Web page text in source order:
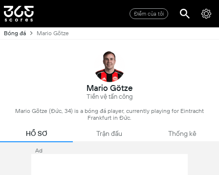
Điểm của tôi
Bóng đá Mario Götze
Mario Götze
Tiền vệ tấn công
Mario Götze (Đức, 34) is a bóng đá player, currently playing for Eintracht
Frankfurt in Đức.
HỒ SƠ Trận đấu Thống kê
Ad